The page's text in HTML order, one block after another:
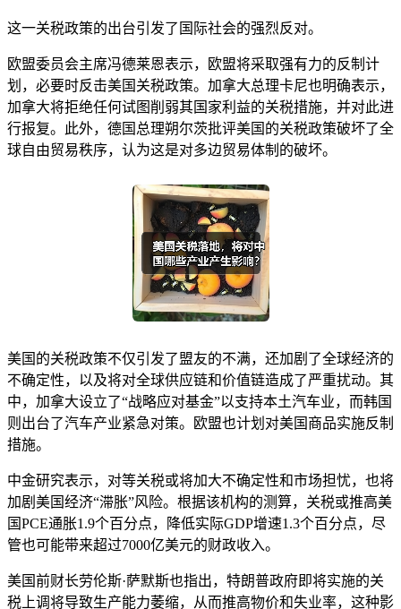
这一关税政策的出台引发了国际社会的强烈反对。
欧盟委员会主席冯德莱恩表示，欧盟将采取强有力的反制计
划，必要时反击美国关税政策。加拿大总理卡尼也明确表示，
加拿大将拒绝任何试图削弱其国家利益的关税措施，并对此进
行报复。此外，德国总理朔尔茨批评美国的关税政策破坏了全
球自由贸易秩序，认为这是对多边贸易体制的破坏。
美国的关税政策不仅引发了盟友的不满，还加剧了全球经济的
不确定性，以及将对全球供应链和价值链造成了严重扰动。其
中，加拿大设立了“战略应对基金”以支持本土汽车业，而韩国
则出台了汽车产业紧急对策。欧盟也计划对美国商品实施反制
措施。
中金研究表示，对等关税或将加大不确定性和市场担忧，也将
加剧美国经济“滞胀”风险。根据该机构的测算，关税或推高美
国PCE通胀1.9个百分点，降低实际GDP增速1.3个百分点，尽
管也可能带来超过7000亿美元的财政收入。
美国前财长劳伦斯·萨默斯也指出，特朗普政府即将实施的关
税上调将导致生产能力萎缩，从而推高物价和失业率，这种影